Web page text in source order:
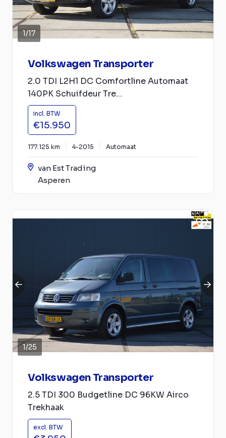
1/17
Volkswagen Transporter
2.0 TDI L2H1 DC Comfortline Automaat
140PK Schuifdeur Tre...
incl. BTW
€15.950
177.125 km 4-2015 Automaat
van Est Trading
Asperen
1/25
Volkswagen Transporter
2.5 TDI 300 Budgetline DC 96KW Airco
Trekhaak
excl. BTW